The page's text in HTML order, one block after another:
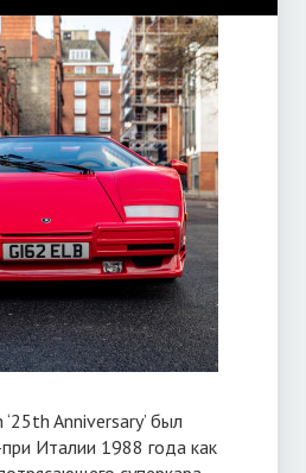
Anniversary’ был
Италии 1988 года как